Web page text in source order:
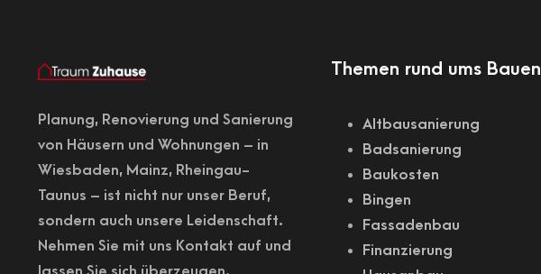
Planung, Renovierung und Sanierung
von Häusern und Wohnungen – in
Wiesbaden, Mainz, Rheingau-
Taunus – ist nicht nur unser Beruf,
sondern auch unsere Leidenschaft.
Nehmen Sie mit uns Kontakt auf und
Themen rund ums Bauen
Altbausanierung
Badsanierung
Baukosten
Bingen
Fassadenbau
Finanzierung